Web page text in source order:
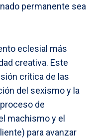
permanente sea
eclesial más
creativa. Este
crítica de las
del sexismo y la
de
machismo y el
para avanzar